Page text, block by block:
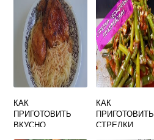
КАК
ПРИГОТОВИТЬ
ВКУСНО
КАК
ПРИГОТОВИТЬ
СТРЕЛКИ